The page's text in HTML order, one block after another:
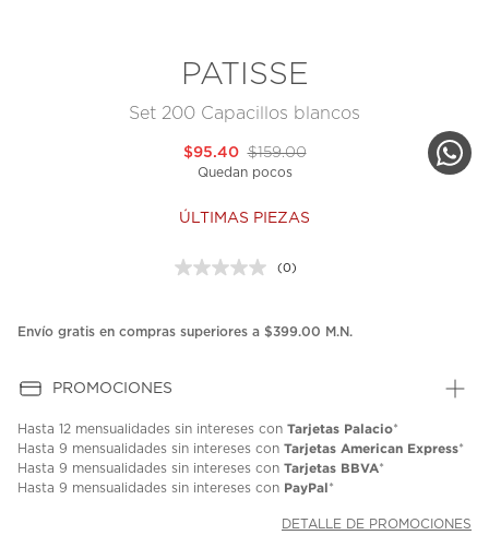
PATISSE
Set 200 Capacillos blancos
$159.00
$95.40
Quedan pocos
ÚLTIMAS PIEZAS
Sin
en
(0)
Envío gratis en compras superiores a $399.00 M.N.
PROMOCIONES
Hasta 12 mensualidades sin intereses con Tarjetas Palacio*
Hasta 9 mensualidades sin intereses con Tarjetas American Express*
Hasta 9 mensualidades sin intereses con Tarjetas BBVA*
Hasta 9 mensualidades sin intereses con PayPal*
DETALLE DE PROMOCIONES